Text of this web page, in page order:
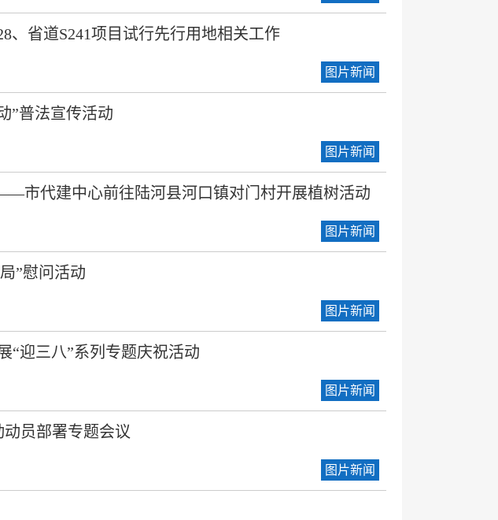
、省道S241项目试行先行用地相关工作
图片新闻
”普法宣传活动
图片新闻
市代建中心前往陆河县河口镇对门村开展植树活动
图片新闻
”慰问活动
图片新闻
迎三八”系列专题庆祝活动
图片新闻
员部署专题会议
图片新闻